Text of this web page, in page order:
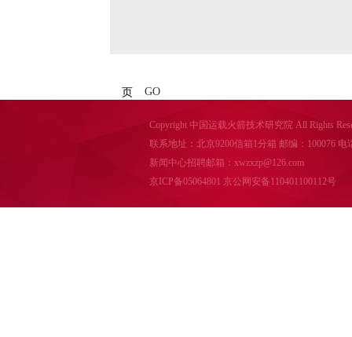
页 GO
Copyright 中国运载火箭技术研究院 All Rights
联系地址：北京9200信箱1分箱 邮编：100076 电
新闻中心招聘邮箱：xwzxzp@126.com
京ICP备05064801 京公网安备110401100112号